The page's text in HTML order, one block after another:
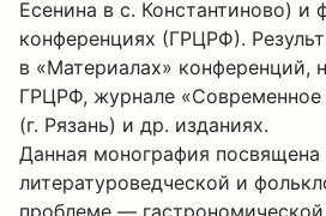
Есенина в с. Константиново) и
конференциях (ГРЦРФ).
в «Материалах» конференций,
ГРЦРФ, журнале «Современное
(г. Рязань) и др. изданиях.
Данная монография посвящена
литературоведческой и